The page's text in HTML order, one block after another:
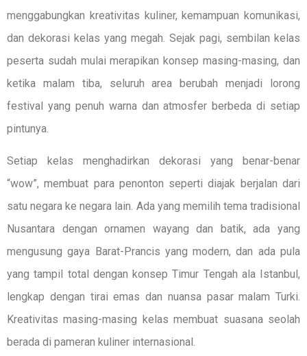
menggabungkan kreativitas kuliner, kemampuan komunikasi,
dan dekorasi kelas yang megah. Sejak pagi, sembilan kelas
peserta sudah mulai merapikan konsep masing-masing, dan
ketika malam tiba, seluruh area berubah menjadi lorong
festival yang penuh warna dan atmosfer berbeda di setiap
pintunya.
Setiap kelas menghadirkan dekorasi yang benar-benar
“wow”, membuat para penonton seperti diajak berjalan dari
satu negara ke negara lain. Ada yang memilih tema tradisional
Nusantara dengan ornamen wayang dan batik, ada yang
mengusung gaya Barat-Prancis yang modern, dan ada pula
yang tampil total dengan konsep Timur Tengah ala Istanbul,
lengkap dengan tirai emas dan nuansa pasar malam Turki.
Kreativitas masing-masing kelas membuat suasana seolah
berada di pameran kuliner internasional.